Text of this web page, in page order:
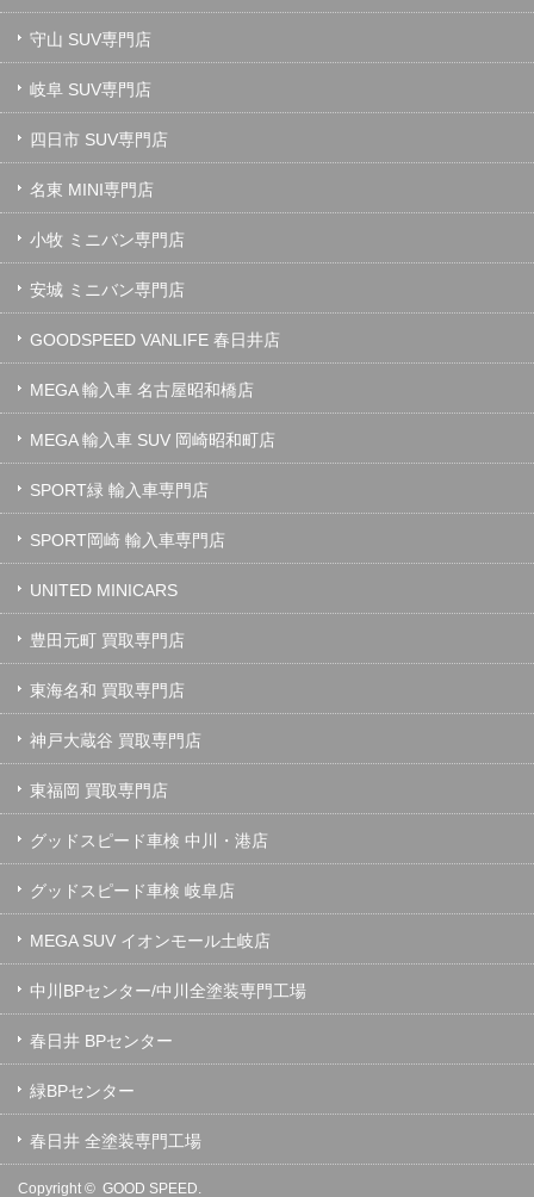
守山 SUV専門店
岐阜 SUV専門店
四日市 SUV専門店
名東 MINI専門店
小牧 ミニバン専門店
安城 ミニバン専門店
GOODSPEED VANLIFE 春日井店
MEGA 輸入車 名古屋昭和橋店
MEGA 輸入車 SUV 岡崎昭和町店
SPORT緑 輸入車専門店
SPORT岡崎 輸入車専門店
UNITED MINICARS
豊田元町 買取専門店
東海名和 買取専門店
神戸大蔵谷 買取専門店
東福岡 買取専門店
グッドスピード車検 中川・港店
グッドスピード車検 岐阜店
MEGA SUV イオンモール土岐店
中川BPセンター/中川全塗装専門工場
春日井 BPセンター
緑BPセンター
春日井 全塗装専門工場
Copyright © GOOD SPEED.